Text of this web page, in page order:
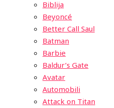
Biblija
Beyoncé
Better Call Saul
Batman
Barbie
Baldur’s Gate
Avatar
Automobili
Attack on Titan